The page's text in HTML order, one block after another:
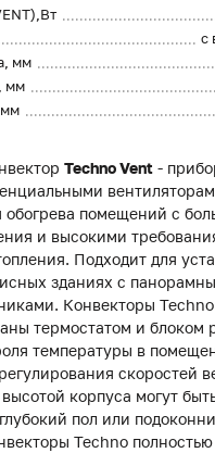
с
мм
мм
мм
Techno Vent -
обогрева помещений с
и высокими
Подходит для
зданиях с
Конвекторы
термостатом и блоком
температуры в
скоростей
корпуса могут
пол или
Techno полностью